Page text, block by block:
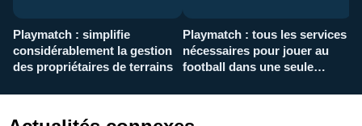
Playmatch : simplifie
considérablement la gestion
des propriétaires de terrains
Playmatch : tous les services
nécessaires pour jouer au
football dans une seule